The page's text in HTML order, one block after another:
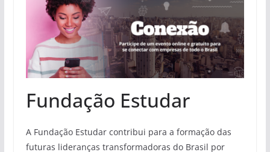
Fundação Estudar
A Fundação Estudar contribui para a formação das
futuras lideranças transformadoras do Brasil por